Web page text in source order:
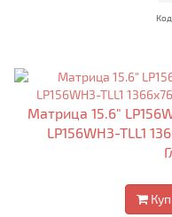
Матрица 15.6"
LP156WH3-TLL1